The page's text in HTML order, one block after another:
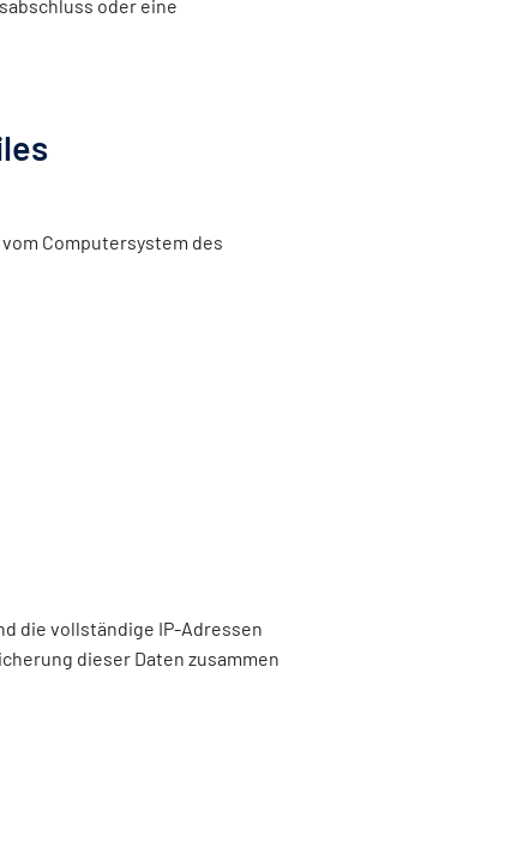
oder eine
Computersystem des
die vollständige IP-Adressen
dieser Daten zusammen